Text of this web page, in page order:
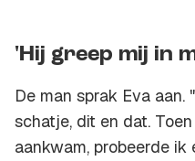
'Hij greep mij in
De man sprak Eva
schatje, dit en dat.
aankwam, probeerde